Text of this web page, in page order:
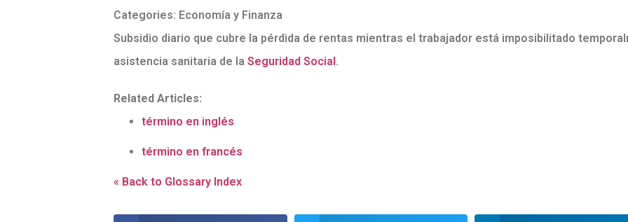
Categories: Economía y Finanza
Subsidio diario que cubre la pérdida de rentas mientras el trabajador está imposibilitado
asistencia sanitaria de la Seguridad Social.
Related Articles:
término en inglés
término en francés
« Back to Glossary Index